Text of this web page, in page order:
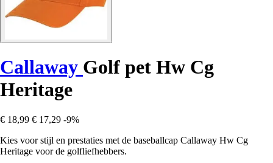
Callaway Golf pet Hw Cg
Heritage
€ 18,99 € 17,29 -9%
Kies voor stijl en prestaties met de baseballcap Callaway Hw Cg
Heritage voor de golfliefhebbers.